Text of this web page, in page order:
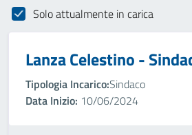
Solo attualmente in carica
Lanza Celestino -
Tipologia Incarico:Sindaco
Data Inizio: 10/06/2024